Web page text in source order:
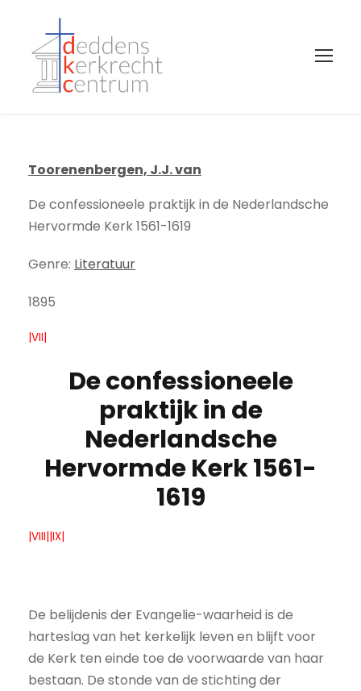
Toorenenbergen, J.J. van
De confessioneele praktijk in de Nederlandsche
Hervormde Kerk 1561-1619
Genre: Literatuur
1895
|VII|
De confessioneele
praktijk in de
Nederlandsche
Hervormde Kerk 1561-
1619
|VIII||IX|
De belijdenis der Evangelie-waarheid is de
harteslag van het kerkelijk leven en blijft voor
de Kerk ten einde toe de voorwaarde van haar
bestaan. De stonde van de stichting der